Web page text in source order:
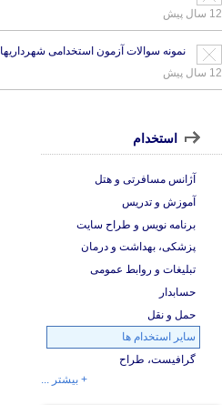
12 سال پیش
نمونه سوالات آزمون استخدامی شهرداریها
12 سال پیش
استخدام
آژانس مسافرتی و هتل
آموزش و تدریس
برنامه نویس و طراح سایت
پزشکی، بهداشت و درمان
تبلیغات و روابط عمومی
حسابدار
حمل و نقل
سایر استخدام ها
گرافیست، طراح
+ بیشتر ...